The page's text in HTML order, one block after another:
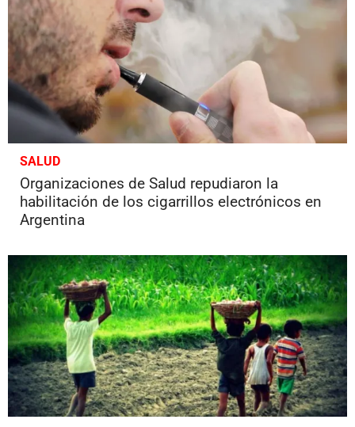
SALUD
Organizaciones de Salud repudiaron la
habilitación de los cigarrillos electrónicos en
Argentina